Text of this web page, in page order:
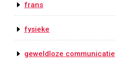
frans
fysieke
geweldloze communicatie